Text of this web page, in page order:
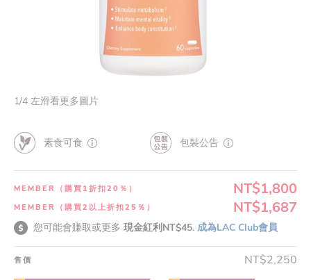
1/4 左滑看更多圖片
素食可食 包裝公告
MEMBER（購買1折扣20％） NT$1,800
MEMBER（購買2以上折扣25％） NT$1,687
您可能會賺取或更多 現金紅利NT$45. 成為LAC Club會員
售價 NT$2,250